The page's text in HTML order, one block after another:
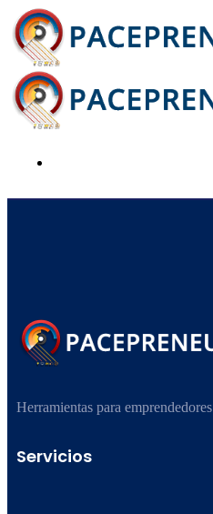
Herramientas para emprendedores
Servicios